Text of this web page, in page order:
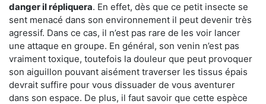
danger il répliquera. En effet, dès que ce petit insecte se
sent menacé dans son environnement il peut devenir très
agressif. Dans ce cas, il n’est pas rare de les voir lancer
une attaque en groupe. En général, son venin n’est pas
vraiment toxique, toutefois la douleur que peut provoquer
son aiguillon pouvant aisément traverser les tissus épais
devrait suffire pour vous dissuader de vous aventurer
dans son espace. De plus, il faut savoir que cette espèce